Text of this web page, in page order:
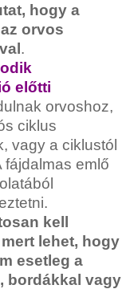
hogy a
orvos
.
előtti
orvoshoz,
ciklus
vagy a ciklustól
fájdalmas emlő
kell
lehet, hogy
esetleg a
bordákkal vagy